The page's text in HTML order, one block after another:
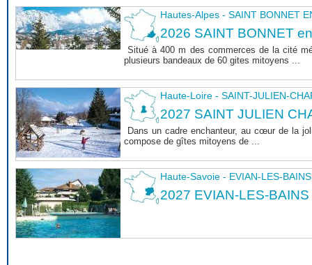
Hautes-Alpes - SAINT BONNET
2026 SAINT BONNET
Situé à 400 m des commerces de la cité
plusieurs bandeaux de 60 gites mitoyens ...
Haute-Loire - SAINT-JULIEN-
2027 SAINT JULIEN
Dans un cadre enchanteur, au cœur de la
compose de gîtes mitoyens de ...
Haute-Savoie - EVIAN-LES-BAINS
2027 EVIAN-LES-BAINS